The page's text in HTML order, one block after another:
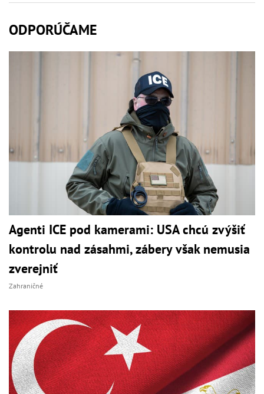
ODPORÚČAME
Agenti ICE pod kamerami: USA chcú zvýšiť
kontrolu nad zásahmi, zábery však nemusia
zverejniť
Zahraničné